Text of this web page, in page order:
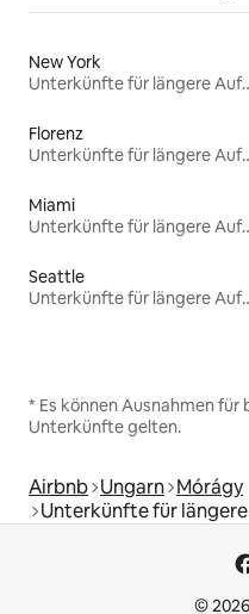
New York
Unterkünfte
Florenz
Unterkünfte
Miami
Unterkünfte
Seattle
Unterkünfte
* Es können Ausnahmen
Unterkünfte gelten.
Airbnb Ungarn Mórágy
Unterkünfte für
©